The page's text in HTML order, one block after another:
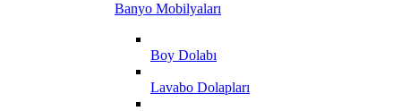
Banyo Mobilyaları
Boy Dolabı
Lavabo Dolapları